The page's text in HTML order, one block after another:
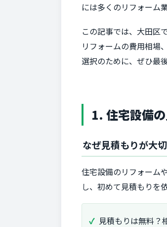
には多くのリフォーム
この記事では、大田区
リフォームの費用相場
選択のために、ぜひ最
1. 住宅設備
なぜ見積もりが大
住宅設備のリフォーム
し、初めて見積もりを
見積もりは無料？